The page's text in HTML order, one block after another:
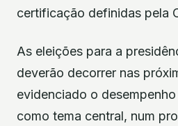
certificação definidas pela
As eleições para a
deverão decorrer nas
evidenciado o
como tema central, num